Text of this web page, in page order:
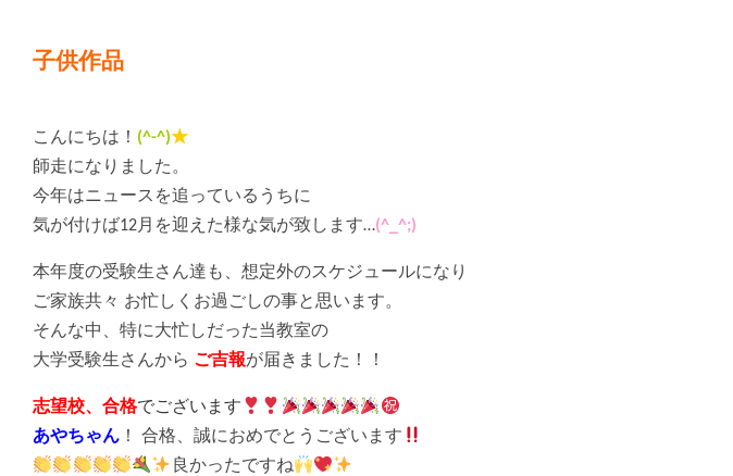
子供作品
こんにちは！ (^-^)★
師走になりました。
今年はニュースを追っているうちに
気が付けば12月を迎えた様な気が致します…(^_^;)ゞ
本年度の受験生さん達も、想定外のスケジュールになり
ご家族共々 お忙しくお過ごしの事と思います。
そんな中、特に大忙しだった当教室の
大学受験生さんから ご吉報が届きました！！
志望校、合格でございます
あやちゃん ！ 合格、誠におめでとうございます
良かったですね